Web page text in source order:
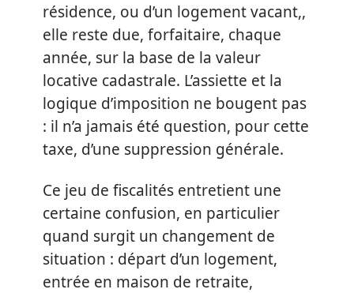
résidence, ou d’un logement vacant,,
elle reste due, forfaitaire, chaque
année, sur la base de la valeur
locative cadastrale. L’assiette et la
logique d’imposition ne bougent pas
: il n’a jamais été question, pour cette
taxe, d’une suppression générale.
Ce jeu de fiscalités entretient une
certaine confusion, en particulier
quand surgit un changement de
situation : départ d’un logement,
entrée en maison de retraite,